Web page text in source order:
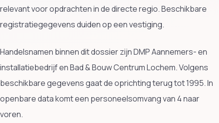
relevant voor opdrachten in de directe regio. Beschikbare
registratiegegevens duiden op een vestiging.
Handelsnamen binnen dit dossier zijn DMP Aannemers- en
installatiebedrijf en Bad & Bouw Centrum Lochem. Volgens
beschikbare gegevens gaat de oprichting terug tot 1995. In
openbare data komt een personeelsomvang van 4 naar
voren.